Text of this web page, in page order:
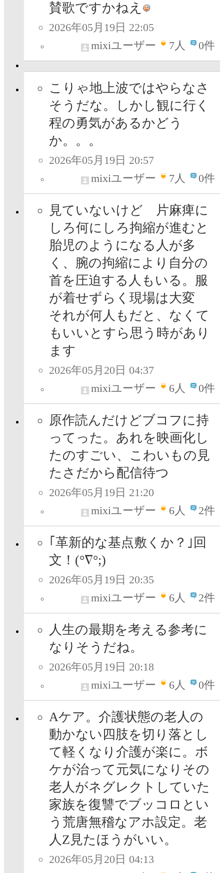
賛歌ですかねえ
2026年05月19日 22:05
mixiユーザー
7人 0件
こりゃ地上波ではやらなさ
そうだな。しかし観に行く
程の勇気があるかどう
か。。。
2026年05月19日 20:57
mixiユーザー
7人 0件
見ていないけど 片麻痺に
しろ何にしろ拘縮が進むと
胎児のようになる人が多
く、腕の拘縮により自分の
首を圧迫する人もいる。服
が着せずらく現場は大変
それが何人もだと、なくて
もいいとすら思う時があり
ます
2026年05月20日 04:37
mixiユーザー
6人 0件
原作読んだけどブコフに持
ってった。あれを映画化し
たのすごい、こわいもの見
たさだから配信待つ
2026年05月19日 21:20
mixiユーザー
6人 2件
｢革新的な基点敷くか？｣回
文！(°∇°;)
2026年05月19日 20:35
mixiユーザー
6人 2件
人生の最期を考える参考に
なりそうだね。
2026年05月19日 20:18
mixiユーザー
6人 0件
Aケア。介護状態の老人の
動かない四肢を切り落とし
て軽くなり介護が楽に。ボ
ケが治って元気になりその
老人がネグレクトしていた
家族を復讐でブッコロとい
う荒唐無稽なアホ設定。老
人Z見たほうがいい。
2026年05月20日 04:13